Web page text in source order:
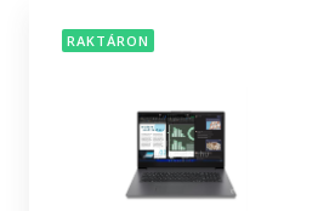
RAKTÁRON